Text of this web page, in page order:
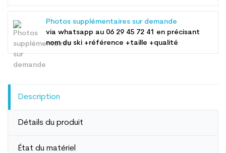
Photos supplémentaires sur demande
via whatsapp au 06 29 45 72 41 en précisant
nom du ski +référence +taille +qualité
Description
Détails du produit
État du matériel